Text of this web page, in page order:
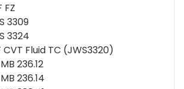
FZ
3309
3324
CVT Fluid TC (JWS3320)
236.12
236.14